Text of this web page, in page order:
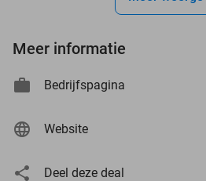
Meer informatie
Bedrijfspagina
Website
Deel deze deal